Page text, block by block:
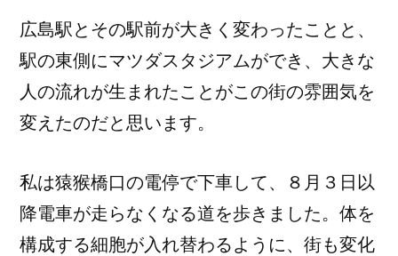
広島駅とその駅前が大きく変わったことと、
駅の東側にマツダスタジアムができ、大きな
人の流れが生まれたことがこの街の雰囲気を
変えたのだと思います。
私は猿猴橋口の電停で下車して、８月３日以
降電車が走らなくなる道を歩きました。体を
構成する細胞が入れ替わるように、街も変化